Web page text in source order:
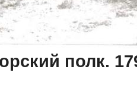
полк.